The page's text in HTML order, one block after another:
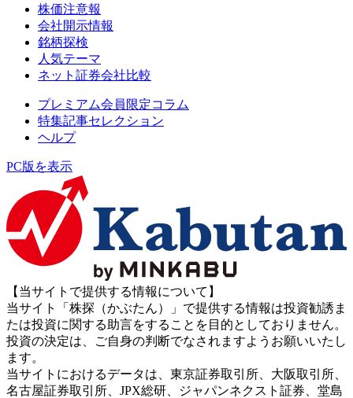
株価注意報
会社開示情報
銘柄探検
人気テーマ
ネット証券会社比較
プレミアム会員限定コラム
特集記事セレクション
ヘルプ
PC版を表示
【当サイトで提供する情報について】
当サイト「株探（かぶたん）」で提供する情報は投資勧誘ま
たは投資に関する助言をすることを目的としておりません。
投資の決定は、ご自身の判断でなされますようお願いいたし
ます。
当サイトにおけるデータは、東京証券取引所、大阪取引所、
名古屋証券取引所、JPX総研、ジャパンネクスト証券、堂島